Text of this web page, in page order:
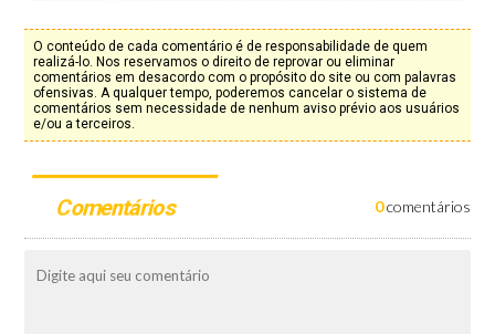
O conteúdo de cada comentário é de responsabilidade de quem
realizá-lo. Nos reservamos o direito de reprovar ou eliminar
comentários em desacordo com o propósito do site ou com palavras
ofensivas. A qualquer tempo, poderemos cancelar o sistema de
comentários sem necessidade de nenhum aviso prévio aos usuários
e/ou a terceiros.
Comentários 0comentários